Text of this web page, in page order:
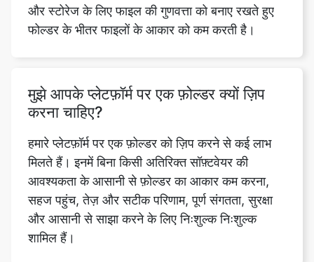
मुझे आपके प्लेटफ़ॉर्म पर एक फ़ोल्डर क्यों ज़िप
हमारे प्लेटफ़ॉर्म पर एक फ़ोल्डर को ज़िप करने से कई लाभ
मिलते हैं। इनमें बिना किसी अतिरिक्त सॉफ़्टवेयर की
सहज पहुंच, तेज़ और सटीक परिणाम, पूर्ण संगतता, सुरक्षा
और आसानी से साझा करने के लिए निःशुल्क निःशुल्क
शामिल हैं।
क्या मेरे फोल्डर को अपने प्लेटफॉर्म पर ज़िप